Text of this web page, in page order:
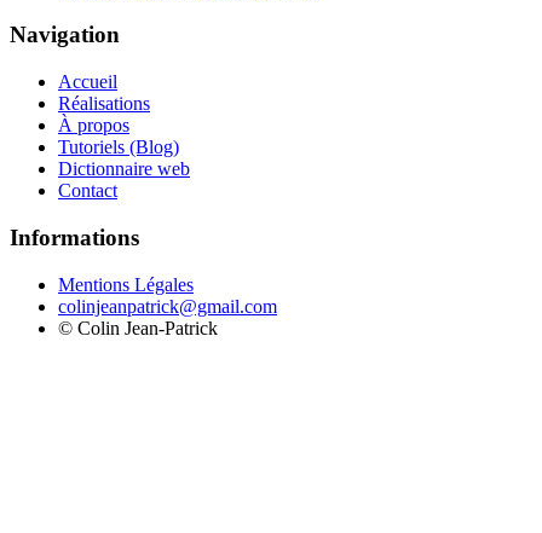
Navigation
Accueil
Réalisations
À propos
Tutoriels (Blog)
Dictionnaire web
Contact
Informations
Mentions Légales
colinjeanpatrick@gmail.com
© Colin Jean-Patrick